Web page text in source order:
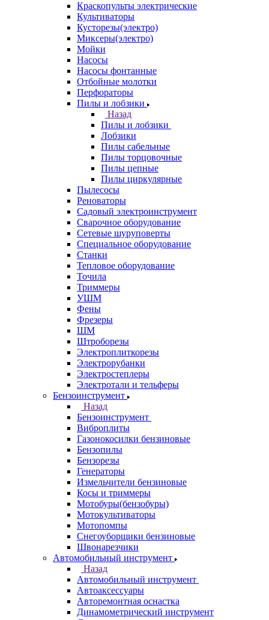
Краскопульты электрические
Культиваторы
Кусторезы(электро)
Миксеры(электро)
Мойки
Насосы
Насосы фонтанные
Отбойные молотки
Перфораторы
Пилы и лобзики
Назад
Пилы и лобзики
Лобзики
Пилы сабельные
Пилы торцовочные
Пилы цепные
Пилы циркулярные
Пылесосы
Реноваторы
Садовый электроинструмент
Сварочное оборудование
Сетевые шуруповерты
Специальное оборудование
Станки
Тепловое оборудование
Точила
Триммеры
УШМ
Фены
Фрезеры
ШМ
Штроборезы
Электроплиткорезы
Электрорубанки
Электростеплеры
Электротали и тельферы
Бензоинструмент
Назад
Бензоинструмент
Виброплиты
Газонокосилки бензиновые
Бензопилы
Бензорезы
Генераторы
Измельчители бензиновые
Косы и триммеры
Мотобуры(бензобуры)
Мотокультиваторы
Мотопомпы
Снегоуборщики бензиновые
Швонарезчики
Автомобильный инструмент
Назад
Автомобильный инструмент
Автоаксессуары
Авторемонтная оснастка
Динамометрический инструмент